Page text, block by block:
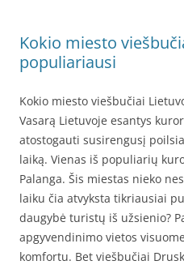
Kokio miesto
populiariausi
Kokio miesto viešbučiai
Vasarą Lietuvoje esantys
atostogauti susirengusį
laiką. Vienas iš populiarių
Palanga. Šis miestas nieko
laiku čia atvyksta tikriausiai
daugybė turistų iš užsienio?
apgyvendinimo vietos
komfortu. Bet viešbučiai